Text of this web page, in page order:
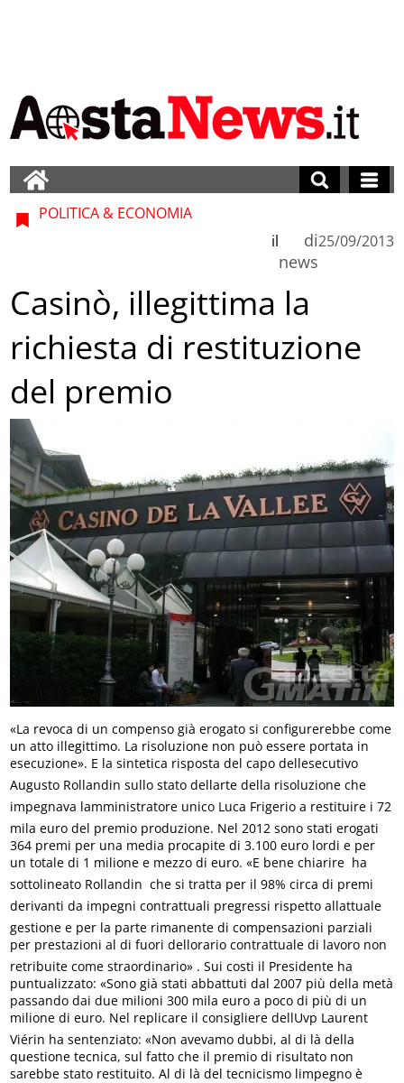
POLITICA & ECONOMIA
di
news
il 25/09/2013
Casinò, illegittima la
richiesta di restituzione
del premio
«La revoca di un compenso già erogato si configurerebbe come
un atto illegittimo. La risoluzione non può essere portata in
esecuzione». E la sintetica risposta del capo dellesecutivo
Augusto Rollandin sullo stato dellarte della risoluzione che
impegnava lamministratore unico Luca Frigerio a restituire i 72
mila euro del premio produzione. Nel 2012 sono stati erogati
364 premi per una media procapite di 3.100 euro lordi e per
un totale di 1 milione e mezzo di euro. «E bene chiarire  ha
sottolineato Rollandin  che si tratta per il 98% circa di premi
derivanti da impegni contrattuali pregressi rispetto allattuale
gestione e per la parte rimanente di compensazioni parziali
per prestazioni al di fuori dellorario contrattuale di lavoro non
retribuite come straordinario» . Sui costi il Presidente ha
puntualizzato: «Sono già stati abbattuti dal 2007 più della metà
passando dai due milioni 300 mila euro a poco di più di un
milione di euro. Nel replicare il consigliere dellUvp Laurent
Viérin ha sentenziato: «Non avevamo dubbi, al di là della
questione tecnica, sul fatto che il premio di risultato non
sarebbe stato restituito. Al di là del tecnicismo limpegno è